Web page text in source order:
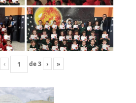
‹ de3 › »